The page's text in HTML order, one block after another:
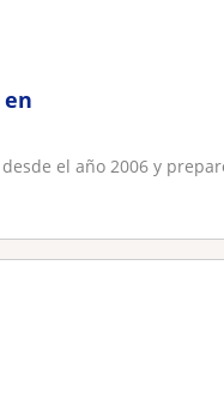
el año 2006 y